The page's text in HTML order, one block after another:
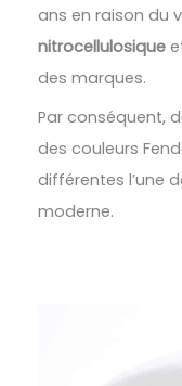
ans en raison du
nitrocellulosique
des marques.
Par conséquent,
des couleurs
différentes l’une
moderne.